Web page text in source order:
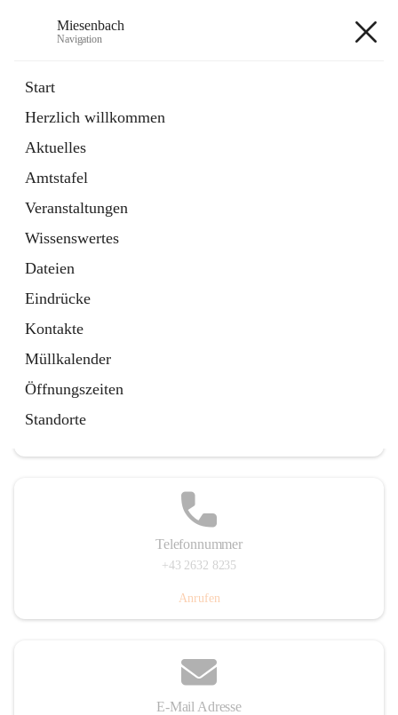
Miesenbach
Navigation
Start
Herzlich willkommen
Aktuelles
Amtstafel
Veranstaltungen
Wissenswertes
Dateien
Eindrücke
Kontakte
Müllkalender
Öffnungszeiten
Standorte
Externe Webseite
in
Tab
Region Schneebergland
Externe Webseite
öffnet
in
neuem
Tab
Telefonnummer
+43 2632 8235
Anrufen
E-Mail Adresse